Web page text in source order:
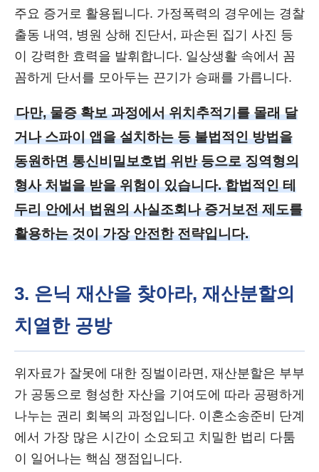
주요 증거로 활용됩니다. 가정폭력의 경우에는 경찰
출동 내역, 병원 상해 진단서, 파손된 집기 사진 등
이 강력한 효력을 발휘합니다. 일상생활 속에서 꼼
꼼하게 단서를 모아두는 끈기가 승패를 가릅니다.
다만, 물증 확보 과정에서 위치추적기를 몰래 달
거나 스파이 앱을 설치하는 등 불법적인 방법을
동원하면 통신비밀보호법 위반 등으로 징역형의
형사 처벌을 받을 위험이 있습니다. 합법적인 테
두리 안에서 법원의 사실조회나 증거보전 제도를
활용하는 것이 가장 안전한 전략입니다.
3. 은닉 재산을 찾아라, 재산분할의
치열한 공방
위자료가 잘못에 대한 징벌이라면, 재산분할은 부부
가 공동으로 형성한 자산을 기여도에 따라 공평하게
나누는 권리 회복의 과정입니다. 이혼소송준비 단계
에서 가장 많은 시간이 소요되고 치밀한 법리 다툼
이 일어나는 핵심 쟁점입니다.